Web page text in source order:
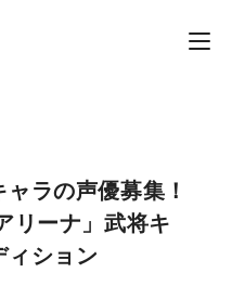
ャラの声優募集！
リーナ」武将キ
ィション